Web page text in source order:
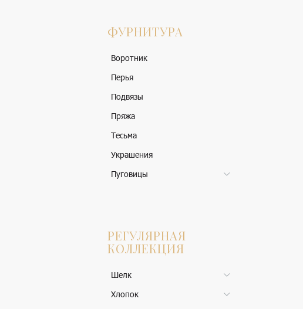
ФУРНИТУРА
Воротник
Перья
Подвязы
Пряжа
Тесьма
Украшения
Пуговицы
РЕГУЛЯРНАЯ
КОЛЛЕКЦИЯ
Шелк
Хлопок